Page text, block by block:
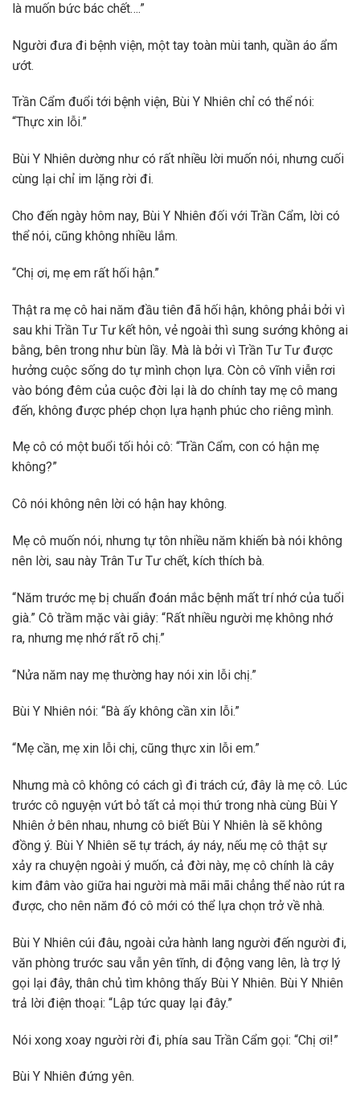
là muốn bức bác chết….”
Người đưa đi bệnh viện, một tay toàn mùi tanh, quần áo ẩm
ướt.
Trần Cẩm đuổi tới bệnh viện, Bùi Y Nhiên chỉ có thể nói:
“Thực xin lỗi.”
Bùi Y Nhiên dường như có rất nhiều lời muốn nói, nhưng cuối
cùng lại chỉ im lặng rời đi.
Cho đến ngày hôm nay, Bùi Y Nhiên đối với Trần Cẩm, lời có
thể nói, cũng không nhiều lắm.
“Chị ơi, mẹ em rất hối hận.”
Thật ra mẹ cô hai năm đầu tiên đã hối hận, không phải bởi vì
sau khi Trần Tư Tư kết hôn, vẻ ngoài thì sung sướng không ai
bằng, bên trong như bùn lầy. Mà là bởi vì Trần Tư Tư được
hưởng cuộc sống do tự mình chọn lựa. Còn cô vĩnh viễn rơi
vào bóng đêm của cuộc đời lại là do chính tay mẹ cô mang
đến, không được phép chọn lựa hạnh phúc cho riêng mình.
Mẹ cô có một buổi tối hỏi cô: “Trần Cẩm, con có hận mẹ
không?”
Cô nói không nên lời có hận hay không.
Mẹ cô muốn nói, nhưng tự tôn nhiều năm khiến bà nói không
nên lời, sau này Trân Tư Tư chết, kích thích bà.
“Năm trước mẹ bị chuẩn đoán mắc bệnh mất trí nhớ của tuổi
già.” Cô trầm mặc vài giây: “Rất nhiều người mẹ không nhớ
ra, nhưng mẹ nhớ rất rõ chị.”
“Nửa năm nay mẹ thường hay nói xin lỗi chị.”
Bùi Y Nhiên nói: “Bà ấy không cần xin lỗi.”
“Mẹ cần, mẹ xin lỗi chị, cũng thực xin lỗi em.”
Nhưng mà cô không có cách gì đi trách cứ, đây là mẹ cô. Lúc
trước cô nguyện vứt bỏ tất cả mọi thứ trong nhà cùng Bùi Y
Nhiên ở bên nhau, nhưng cô biết Bùi Y Nhiên là sẽ không
đồng ý. Bùi Y Nhiên sẽ tự trách, áy náy, nếu mẹ cô thật sự
xảy ra chuyện ngoài ý muốn, cả đời này, mẹ cô chính là cây
kim đâm vào giữa hai người mà mãi mãi chẳng thể nào rút ra
được, cho nên năm đó cô mới có thể lựa chọn trở về nhà.
Bùi Y Nhiên cúi đâu, ngoài cửa hành lang người đến người đi,
văn phòng trước sau vẫn yên tĩnh, di động vang lên, là trợ lý
gọi lại đây, thân chủ tìm không thấy Bùi Y Nhiên. Bùi Y Nhiên
trả lời điện thoại: “Lập tức quay lại đây.”
Nói xong xoay người rời đi, phía sau Trần Cẩm gọi: “Chị ơi!”
Bùi Y Nhiên đứng yên.